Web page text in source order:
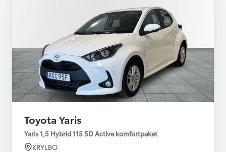
Toyota Yaris
Yaris 1,5 Hybrid 115 5D Active komfortpaket
KRYLBO